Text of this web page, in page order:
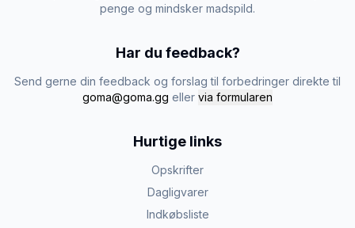
penge og mindsker madspild.
Har du feedback?
Send gerne din feedback og forslag til forbedringer direkte til
goma@goma.gg eller via formularen
Hurtige links
Opskrifter
Dagligvarer
Indkøbsliste